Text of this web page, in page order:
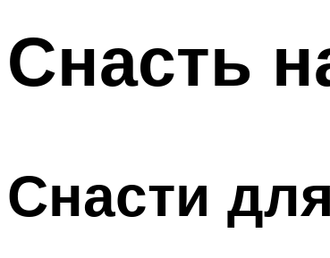
Снасть
Снасти